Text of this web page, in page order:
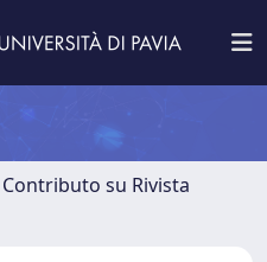
Contributo su Rivista